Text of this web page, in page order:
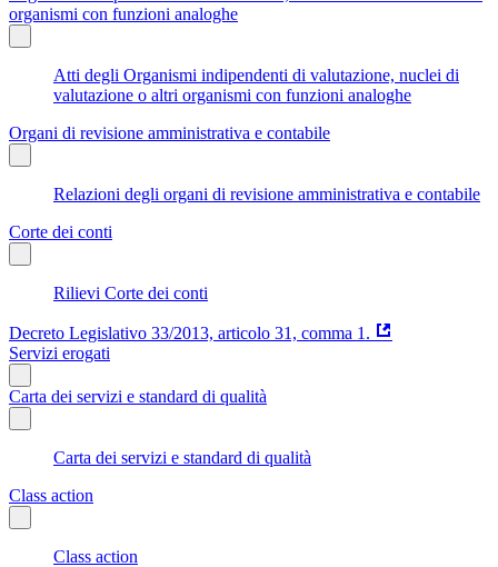
organismi con funzioni analoghe
Atti degli Organismi indipendenti di valutazione, nuclei di
valutazione o altri organismi con funzioni analoghe
Organi di revisione amministrativa e contabile
Relazioni degli organi di revisione amministrativa e contabile
Corte dei conti
Rilievi Corte dei conti
Decreto Legislativo 33/2013, articolo 31, comma 1.
Servizi erogati
Carta dei servizi e standard di qualità
Carta dei servizi e standard di qualità
Class action
Class action